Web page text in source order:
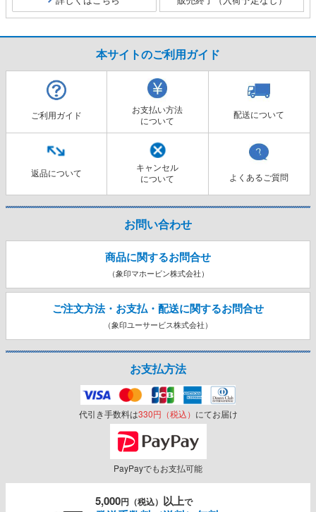
本サイトのご利用ガイド
ご利用ガイド
お支払い方法
について
配送について
返品について
キャンセル
について
よくあるご質問
お問い合わせ
商品に関するお問合せ
（象印マホービン株式会社）
ご注文方法・お支払・配送に関するお問合せ
（象印ユーサービス株式会社）
お支払方法
代引き手数料は330円（税込） にてお届け
PayPayでもお支払可能
5,000円（税込） 以上で